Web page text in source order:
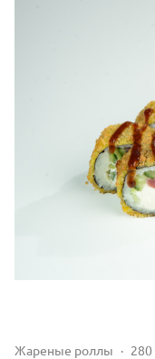
Жареные роллы 280